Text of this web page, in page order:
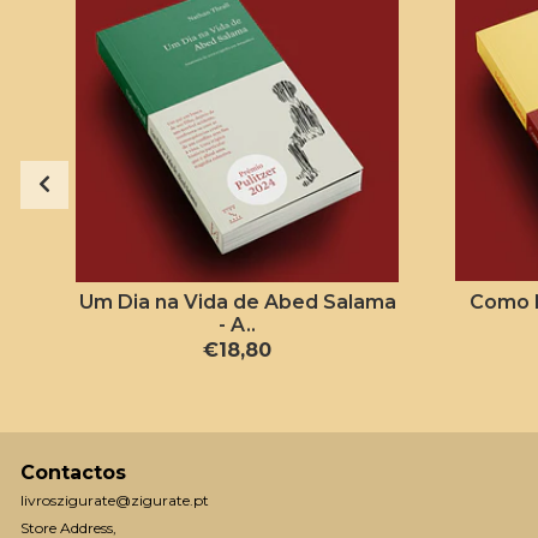
Um Dia na Vida de Abed Salama
- A..
€18,80
Como
Contactos
livroszigurate@zigurate.pt
Store Address,